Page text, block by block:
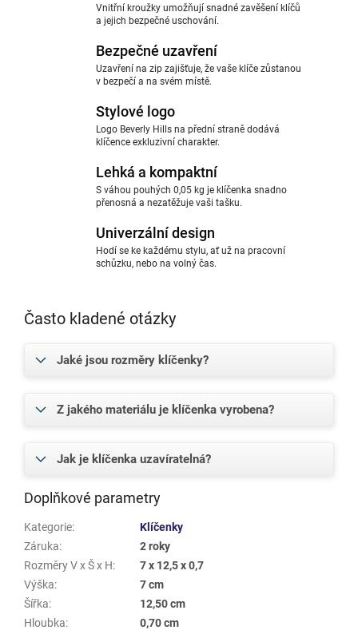
Vnitřní kroužky umožňují snadné zavěšení klíčů
a jejich bezpečné uschování.
Bezpečné uzavření
Uzavření na zip zajišťuje, že vaše klíče zůstanou
v bezpečí a na svém místě.
Stylové logo
Logo Beverly Hills na přední straně dodává
klíčence exkluzivní charakter.
Lehká a kompaktní
S váhou pouhých 0,05 kg je klíčenka snadno
přenosná a nezatěžuje vaši tašku.
Univerzální design
Hodí se ke každému stylu, ať už na pracovní
schůzku, nebo na volný čas.
Často kladené otázky
Jaké jsou rozměry klíčenky?
Z jakého materiálu je klíčenka vyrobena?
Jak je klíčenka uzavíratelná?
Doplňkové parametry
Kategorie:
Klíčenky
Záruka:
2 roky
Rozměry V x Š x H:
7 x 12,5 x 0,7
Výška:
7 cm
Šířka:
12,50 cm
Hloubka:
0,70 cm